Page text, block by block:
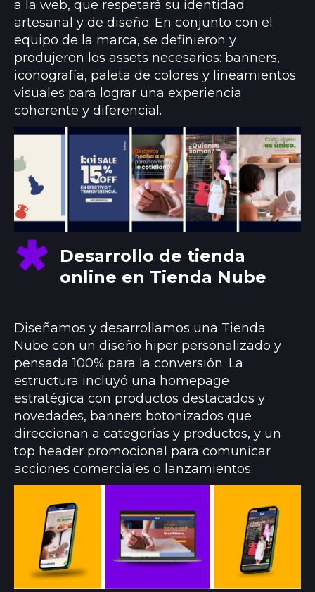
a la web, que respetará su identidad
artesanal y de diseño. En conjunto con el
equipo de la marca, se definieron y
produjeron los assets necesarios: banners,
iconografía, paleta de colores y lineamientos
visuales para lograr una experiencia
coherente y diferencial.
Desarrollo de tienda
online en Tienda Nube
Diseñamos y desarrollamos una Tienda
Nube con un diseño hiper personalizado y
pensada 100% para la conversión. La
estructura incluyó una homepage
estratégica con productos destacados y
novedades, banners botonizados que
direccionan a categorías y productos, y un
top header promocional para comunicar
acciones comerciales o lanzamientos.